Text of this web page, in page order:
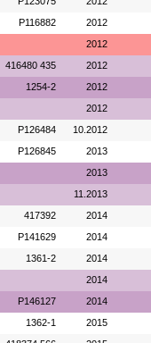
P116882 2012
2012
416480 435 2012
1254-2 2012
2012
P126484 10.2012
P126845 2013
2013
11.2013
417392 2014
P141629 2014
1361-2 2014
2014
P146127 2014
1362-1 2015